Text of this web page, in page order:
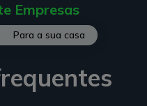
Empresas
Para a sua casa